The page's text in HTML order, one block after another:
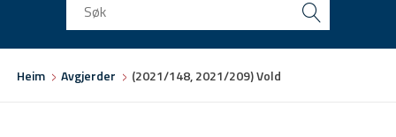
Heim Avgjerder (2021/148, 2021/209) Vold